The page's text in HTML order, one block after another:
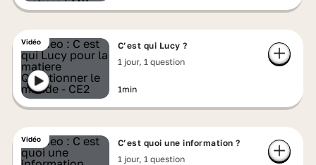
Vidéo
C’est qui Lucy ?
1 jour, 1 question
1min
Vidéo
C’est quoi une information ?
1 jour, 1 question